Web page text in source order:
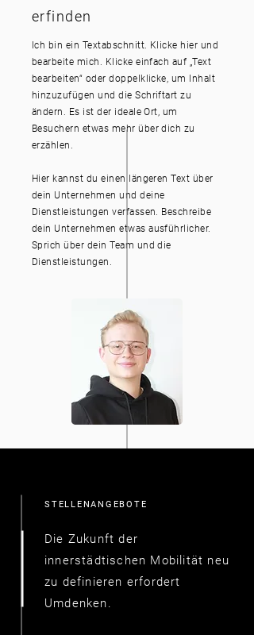
erfinden
Ich bin ein Textabschnitt. Klicke hier und
bearbeite mich. Klicke einfach auf „Text
bearbeiten“ oder doppelklicke, um Inhalt
hinzuzufügen und die Schriftart zu
ändern. Es ist der ideale Ort, um
Besuchern etwas mehr über dich zu
erzählen.
Hier kannst du einen längeren Text über
dein Unternehmen und deine
Dienstleistungen verfassen. Beschreibe
dein Unternehmen etwas ausführlicher.
Sprich über dein Team und die
Dienstleistungen.
STELLENANGEBOTE
Die Zukunft der
innerstädtischen Mobilität neu
zu definieren erfordert
Umdenken.